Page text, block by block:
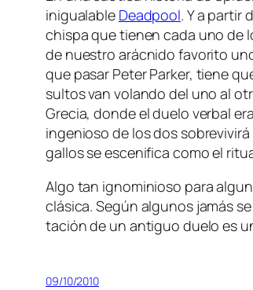
in­igua­la­ble Deadpool. Y a par­tir
chis­pa que tie­nen ca­da uno de
de nues­tro arác­ni­do fa­vo­ri­to
que pa­sar Peter Parker, tie­ne
sul­tos van vo­lan­do del uno al
Grecia, don­de el due­lo ver­bal
in­ge­nio­so de los dos
ga­llos se es­ce­ni­fi­ca co­mo el
Algo tan ig­no­mi­nio­so pa­ra
clá­si­ca. Según al­gu­nos ja­más
ta­ción de un an­ti­guo due­lo es
09/10/2010